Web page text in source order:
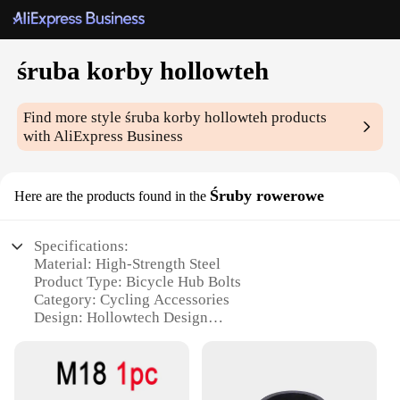
śruba korby hollowteh
Find more styleśruba korby hollowteh products
with AliExpress Business
Here are the products found in the Śruby rowerowe
Specifications:
Material: High-Strength Steel
Product Type: Bicycle Hub Bolts
Category: Cycling Accessories
Design: Hollowtech Design
Features: